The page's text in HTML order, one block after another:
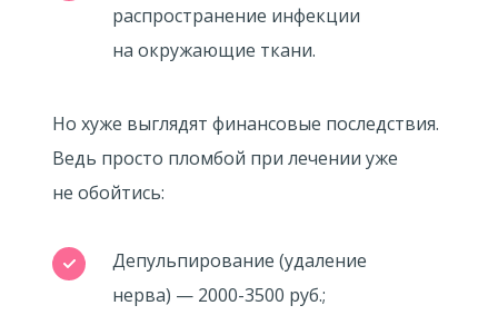
распространение инфекции
на окружающие ткани.
Но хуже выглядят финансовые последствия.
Ведь просто пломбой при лечении уже
не обойтись:
Депульпирование (удаление
нерва) — 2000-3500 руб.;